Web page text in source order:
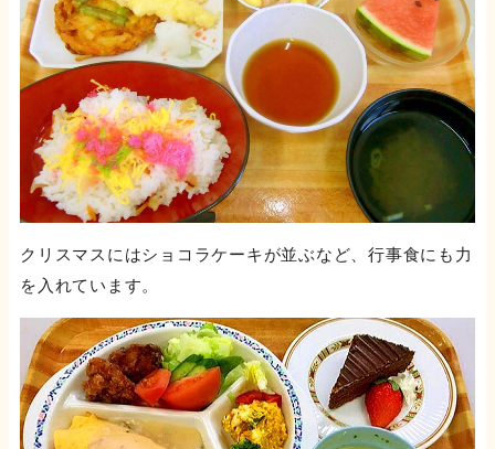
クリスマスにはショコラケーキが並ぶなど、行事食にも力
を入れています。